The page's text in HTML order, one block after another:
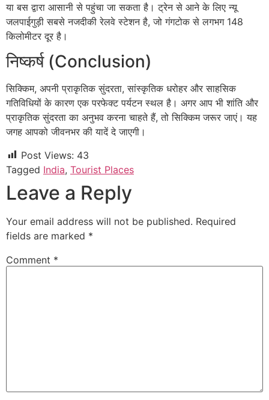
या बस द्वारा आसानी से पहुंचा जा सकता है। ट्रेन से आने के लिए न्यू
जलपाईगुड़ी सबसे नजदीकी रेलवे स्टेशन है, जो गंगटोक से लगभग 148
किलोमीटर दूर है।
निष्कर्ष (Conclusion)
सिक्किम, अपनी प्राकृतिक सुंदरता, सांस्कृतिक धरोहर और साहसिक
गतिविधियों के कारण एक परफेक्ट पर्यटन स्थल है। अगर आप भी शांति और
प्राकृतिक सुंदरता का अनुभव करना चाहते हैं, तो सिक्किम जरूर जाएं। यह
जगह आपको जीवनभर की यादें दे जाएगी।
Post Views: 43
Tagged India, Tourist Places
Leave a Reply
Your email address will not be published. Required
fields are marked *
Comment *